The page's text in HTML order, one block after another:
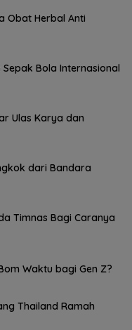
Obat Herbal Anti
Bola Internasional
Ulas Karya dan
dari Bandara
Timnas Bagi Caranya
Waktu bagi Gen Z?
Thailand Ramah